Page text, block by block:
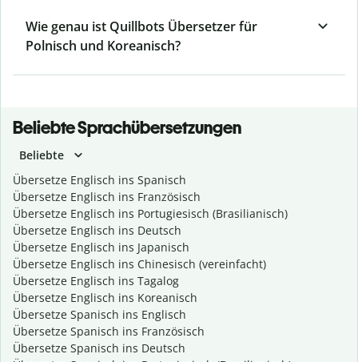
Wie genau ist Quillbots Übersetzer für
Polnisch und Koreanisch?
Beliebte Sprachübersetzungen
Beliebte
Übersetze Englisch ins Spanisch
Übersetze Englisch ins Französisch
Übersetze Englisch ins Portugiesisch (Brasilianisch)
Übersetze Englisch ins Deutsch
Übersetze Englisch ins Japanisch
Übersetze Englisch ins Chinesisch (vereinfacht)
Übersetze Englisch ins Tagalog
Übersetze Englisch ins Koreanisch
Übersetze Spanisch ins Englisch
Übersetze Spanisch ins Französisch
Übersetze Spanisch ins Deutsch